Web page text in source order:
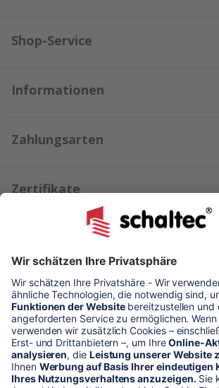
Shop-Service
Informationen
Zahlungsarten
Zertifikate
Kundenmeinungen